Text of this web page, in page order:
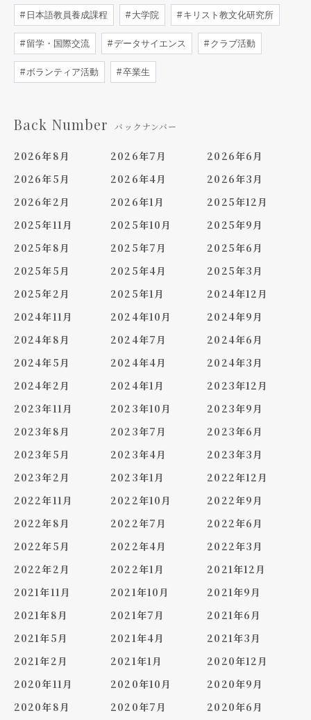
日本語教員養成課程 大学院 キリスト教文化研究所
留学・国際交流 データサイエンス クラブ活動
ボランティア活動 卒業生
Back Number バックナンバー
2026年8月 2026年7月
2026年6月
2026年5月
2026年4月
2026年3月
2026年2月
2026年1月
2025年12月
2025年11月
2025年10月
2025年9月
2025年8月
2025年7月
2025年6月
2025年5月
2025年4月
2025年3月
2025年2月
2025年1月
2024年12月
2024年11月
2024年10月
2024年9月
2024年8月
2024年7月
2024年6月
2024年5月
2024年4月
2024年3月
2024年2月
2024年1月
2023年12月
2023年11月
2023年10月
2023年9月
2023年8月
2023年7月
2023年6月
2023年5月
2023年4月
2023年3月
2023年2月
2023年1月
2022年12月
2022年11月
2022年10月
2022年9月
2022年8月
2022年7月
2022年6月
2022年5月
2022年4月
2022年3月
2022年2月
2022年1月
2021年12月
2021年11月
2021年10月
2021年9月
2021年8月
2021年7月
2021年6月
2021年5月
2021年4月
2021年3月
2021年2月
2021年1月
2020年12月
2020年11月
2020年10月
2020年9月
2020年8月
2020年7月
2020年6月